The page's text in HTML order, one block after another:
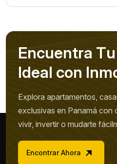
Encuentra Tu
Ideal con Inm
Explora apartamentos,
exclusivas en Panamá con
vivir, invertir o mudarte
Encontrar Ahora